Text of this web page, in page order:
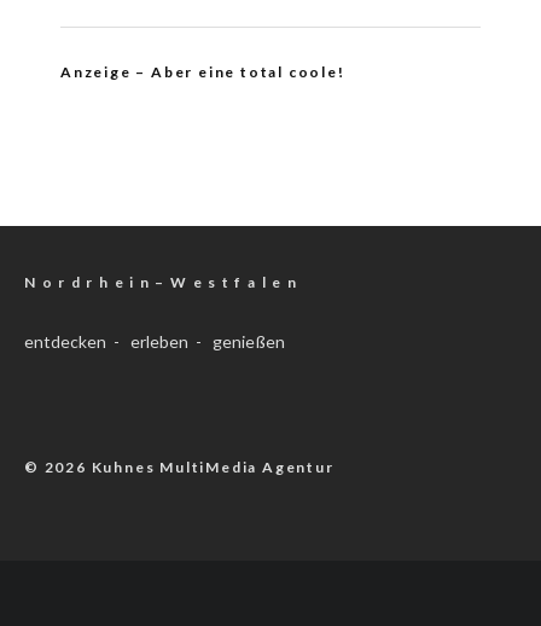
Anzeige – Aber eine total coole!
N o r d r h e i n – W e s t f a l e n
entdecken - erleben - genießen
© 2026 Kuhnes MultiMedia Agentur